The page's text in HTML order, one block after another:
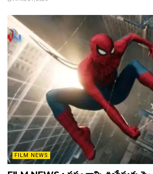
FILM NEWS